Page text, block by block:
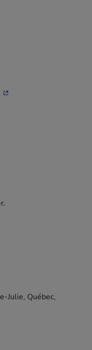
- Cet hyperlien
Julie, Québec,